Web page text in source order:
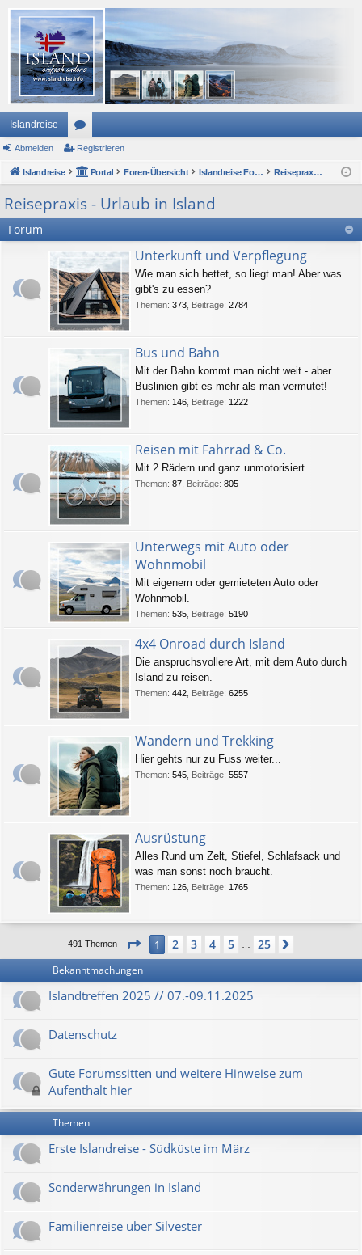
Islandreise
or
en
Abmelden Registrieren
Islandreise Portal Foren-Übersicht Islandreise Forum Reisepraxis - Urlaub in Island
Reisepraxis - Urlaub in Island
Forum
Unterkunft und Verpflegung
Wie man sich bettet, so liegt man! Aber was
gibt's zu essen?
Themen: 373 Beiträge: 2784
Bus und Bahn
Mit der Bahn kommt man nicht weit - aber
Buslinien gibt es mehr als man vermutet!
Themen: 146 Beiträge: 1222
Reisen mit Fahrrad & Co.
Mit 2 Rädern und ganz unmotorisiert.
Themen: 87 Beiträge: 805
Unterwegs mit Auto oder
Wohnmobil
Mit eigenem oder gemieteten Auto oder
Wohnmobil.
Themen: 535 Beiträge: 5190
4x4 Onroad durch Island
Die anspruchsvollere Art, mit dem Auto durch
Island zu reisen.
Themen: 442 Beiträge: 6255
Wandern und Trekking
Hier gehts nur zu Fuss weiter...
Themen: 545 Beiträge: 5557
Ausrüstung
Alles Rund um Zelt, Stiefel, Schlafsack und
was man sonst noch braucht.
Themen: 126 Beiträge: 1765
491 Themen Seite 1 von 25
1 2 3 4 5 25
Bekanntmachungen
Islandtreffen 2025 // 07.-09.11.2025
Datenschutz
Gute Forumssitten und weitere Hinweise zum
Aufenthalt hier
Themen
Erste Islandreise - Südküste im März
Sonderwährungen in Island
Familienreise über Silvester